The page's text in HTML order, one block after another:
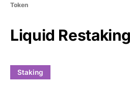
Token
Liquid
Staking